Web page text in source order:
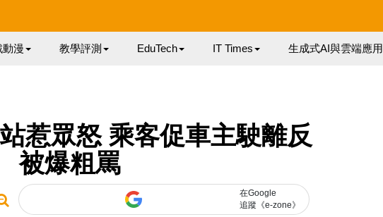
動漫 教學評測 EduTech IT Times 生成式AI與雲端應用
惹眾怒 乘客促車主駛離反
被爆粗罵
在Google
追蹤《e-zone》